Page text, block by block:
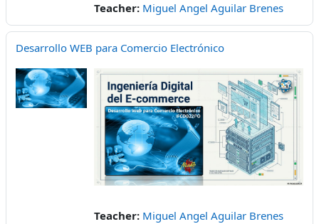
Teacher: Miguel Angel Aguilar Brenes
Desarrollo WEB para Comercio Electrónico
Teacher: Miguel Angel Aguilar Brenes